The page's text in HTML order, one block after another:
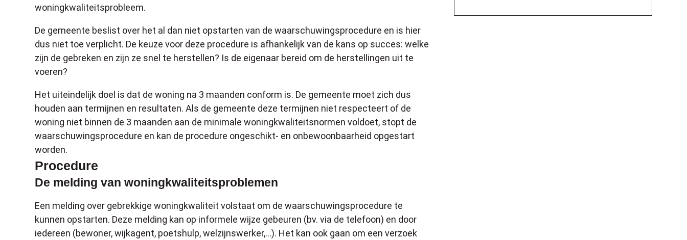
woningkwaliteitsprobleem.
De gemeente beslist over het al dan niet opstarten van de waarschuwingsprocedure en is hier
dus niet toe verplicht. De keuze voor deze procedure is afhankelijk van de kans op succes: welke
zijn de gebreken en zijn ze snel te herstellen? Is de eigenaar bereid om de herstellingen uit te
voeren?
Het uiteindelijk doel is dat de woning na 3 maanden conform is. De gemeente moet zich dus
houden aan termijnen en resultaten. Als de gemeente deze termijnen niet respecteert of de
woning niet binnen de 3 maanden aan de minimale woningkwaliteitsnormen voldoet, stopt de
waarschuwingsprocedure en kan de procedure ongeschikt- en onbewoonbaarheid opgestart
worden.
Procedure
De melding van woningkwaliteitsproblemen
Een melding over gebrekkige woningkwaliteit volstaat om de waarschuwingsprocedure te
kunnen opstarten. Deze melding kan op informele wijze gebeuren (bv. via de telefoon) en door
iedereen (bewoner, wijkagent, poetshulp, welzijnswerker,...). Het kan ook gaan om een verzoek